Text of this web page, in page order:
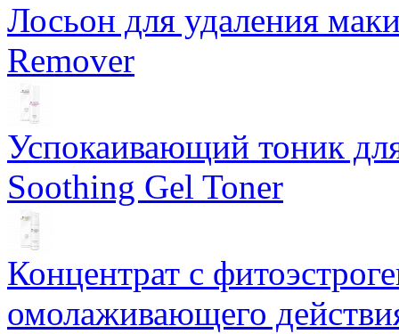
Лосьон для удаления
Remover
Успокаивающий тоник
Soothing Gel Toner
Концентрат с
омолаживающего